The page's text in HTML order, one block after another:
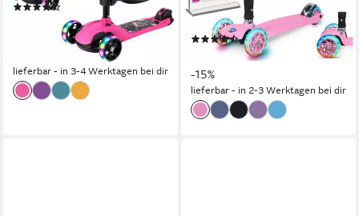
UVP89,99 €
(0,57 €/ 1 Stk)
lieferbar - in 3-4 Werktagen bei dir
80 kg max. Benutzergewicht
3,6 kg Gewicht
(10)
79,90 € UVP93,80 €
-15%
lieferbar - in 2-3 Werktagen bei dir